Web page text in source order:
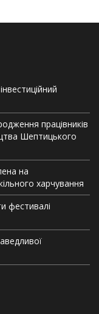
працівників
Шептицького
на
харчування
фестивалі